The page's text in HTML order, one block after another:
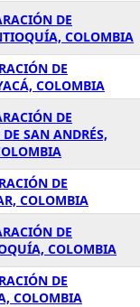
DE
COLOMBIA
DE
COLOMBIA
DE
SAN ANDRÉS,
DE
COLOMBIA
DE
COLOMBIA
DE
COLOMBIA